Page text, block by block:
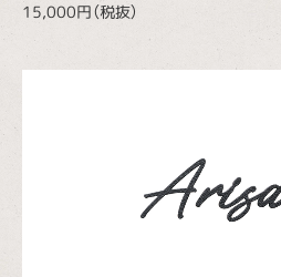
15,000円（税抜）